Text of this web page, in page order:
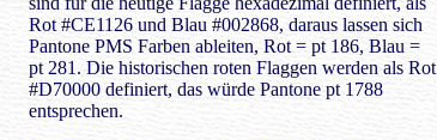
Rot #CE1126 und Blau #002868, daraus lassen sich
Pantone PMS Farben ableiten, Rot = pt 186, Blau =
pt 281. Die historischen roten Flaggen werden als Rot
#D70000 definiert, das würde Pantone pt 1788
entsprechen.